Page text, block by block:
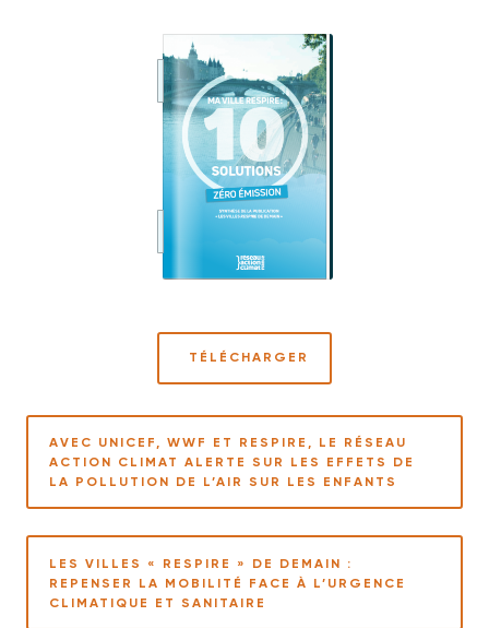
TÉLÉCHARGER
AVEC UNICEF, WWF ET RESPIRE, LE RÉSEAU
ACTION CLIMAT ALERTE SUR LES EFFETS DE
LA POLLUTION DE L’AIR SUR LES ENFANTS
LES VILLES « RESPIRE » DE DEMAIN :
REPENSER LA MOBILITÉ FACE À L’URGENCE
CLIMATIQUE ET SANITAIRE